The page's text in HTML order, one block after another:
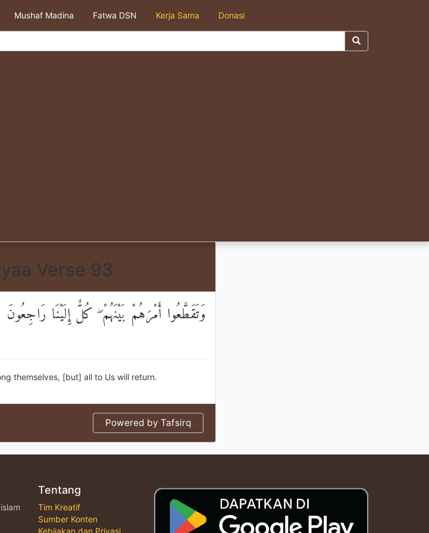
Mushaf Madina Fatwa DSN Kerja Sama Donasi
Verse 93
وَتَقَطَّعُوا أَمْرَهُمْ بَيْنَهُمْ ۖ كُلٌّ إِلَيْنَا رَاجِعُونَ
themselves, [but] all to Us will return.
Powered by Tafsirq
Tentang
Tim Kreatif
Sumber Konten
Kebijakan dan Privasi